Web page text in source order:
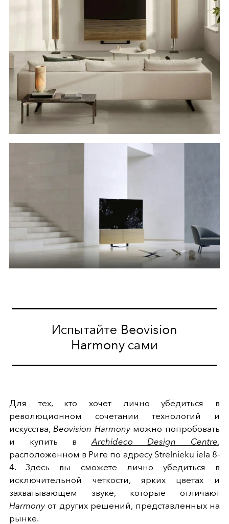
Испытайте Beovision
Harmony сами
Для тех, кто хочет лично убедиться в
революционном сочетании технологий и
искусства, Beovision Harmonyможно попробовать
и купить в Archideco Design Centre,
расположенном в Риге по адресу Strēlnieku iela 8-
4. Здесь вы сможете лично убедиться в
исключительной четкости, ярких цветах и
захватывающем звуке, которые отличают
Harmonyот других решений, представленных на
рынке.